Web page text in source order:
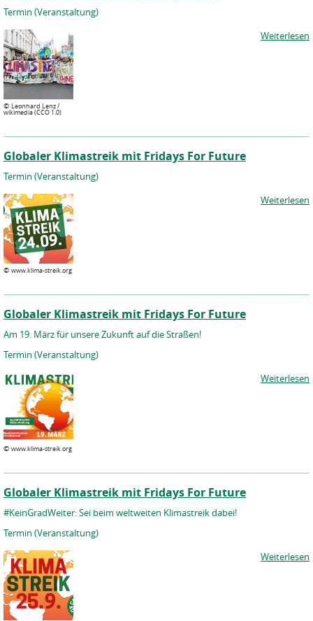
Termin (Veranstaltung)
© Leonhard Lenz /
wikimedia (CCO 1.0)
Weiterlesen
Globaler Klimastreik mit Fridays For Future
Termin (Veranstaltung)
© www.klima-streik.org
Weiterlesen
Globaler Klimastreik mit Fridays For Future
Am 19. März für unsere Zukunft auf die Straßen!
Termin (Veranstaltung)
© www.klima-streik.org
Weiterlesen
Globaler Klimastreik mit Fridays For Future
#KeinGradWeiter: Sei beim weltweiten Klimastreik dabei!
Termin (Veranstaltung)
Weiterlesen